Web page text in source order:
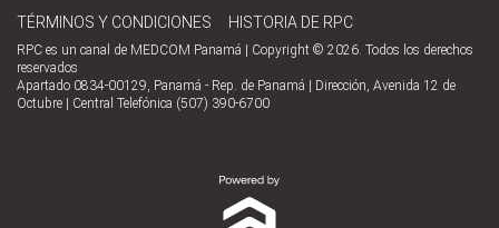
TÉRMINOS Y CONDICIONES HISTORIA DE RPC
RPC es un canal de MEDCOM Panamá | Copyright © 2026. Todos los derechos
reservados
Apartado 0834-00129, Panamá - Rep. de Panamá | Dirección, Avenida 12 de
Octubre | Central Telefónica (507) 390-6700